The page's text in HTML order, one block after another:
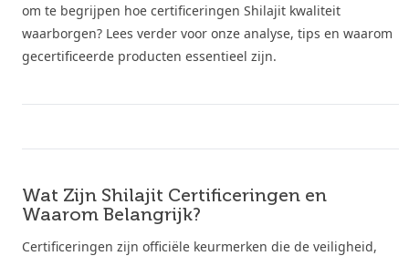
om te begrijpen hoe certificeringen Shilajit kwaliteit
waarborgen? Lees verder voor onze analyse, tips en waarom
gecertificeerde producten essentieel zijn.
Wat Zijn Shilajit Certificeringen en
Waarom Belangrijk?
Certificeringen zijn officiële keurmerken die de veiligheid,